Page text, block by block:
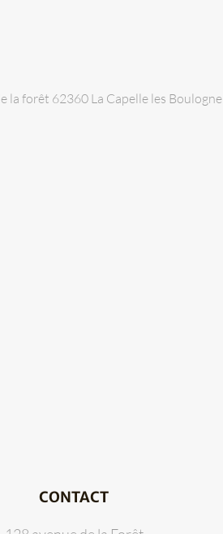
la forêt 62360 La Capelle les Boulogne
CONTACT